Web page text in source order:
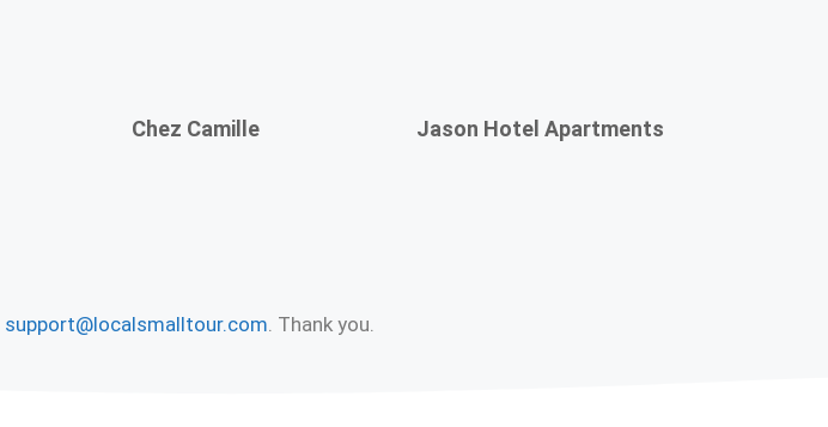
Chez Camille Jason Hotel Apartments
support@localsmalltour.com. Thank you.